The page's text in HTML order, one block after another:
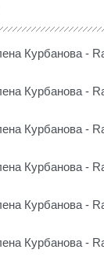
Курбанова -
Курбанова -
Курбанова -
Курбанова -
Курбанова -
Курбанова -